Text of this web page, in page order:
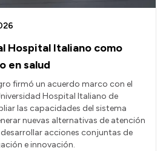
Hospital Italiano como
en salud
firmó un acuerdo marco con el
Hospital Italiano de
las capacidades del sistema
nuevas alternativas de atención
acciones conjuntas de
e innovación.